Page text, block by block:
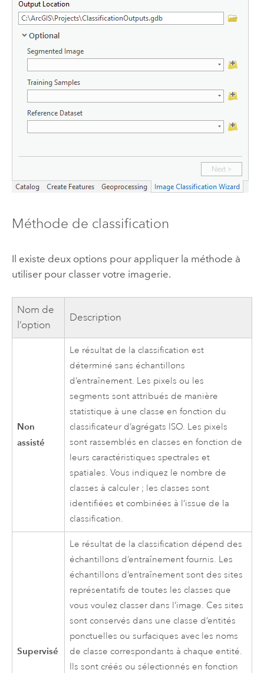
Méthode de classification
Il existe deux options pour appliquer la méthode à
utiliser pour classer votre imagerie.
Nom de
l’option
Description
Non
assisté
Le résultat de la classification est
déterminé sans échantillons
d’entraînement. Les pixels ou les
segments sont attribués de manière
statistique à une classe en fonction du
classificateur d’agrégats ISO. Les pixels
sont rassemblés en classes en fonction de
leurs caractéristiques spectrales et
spatiales. Vous indiquez le nombre de
classes à calculer ; les classes sont
identifiées et combinées à l’issue de la
classification.
Supervisé
Le résultat de la classification dépend des
échantillons d’entraînement fournis. Les
échantillons d’entraînement sont des sites
représentatifs de toutes les classes que
vous voulez classer dans l’image. Ces sites
sont conservés dans une classe d’entités
ponctuelles ou surfaciques avec les noms
de classe correspondants à chaque entité.
Ils sont créés ou sélectionnés en fonction